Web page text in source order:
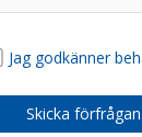
Jag godkänner